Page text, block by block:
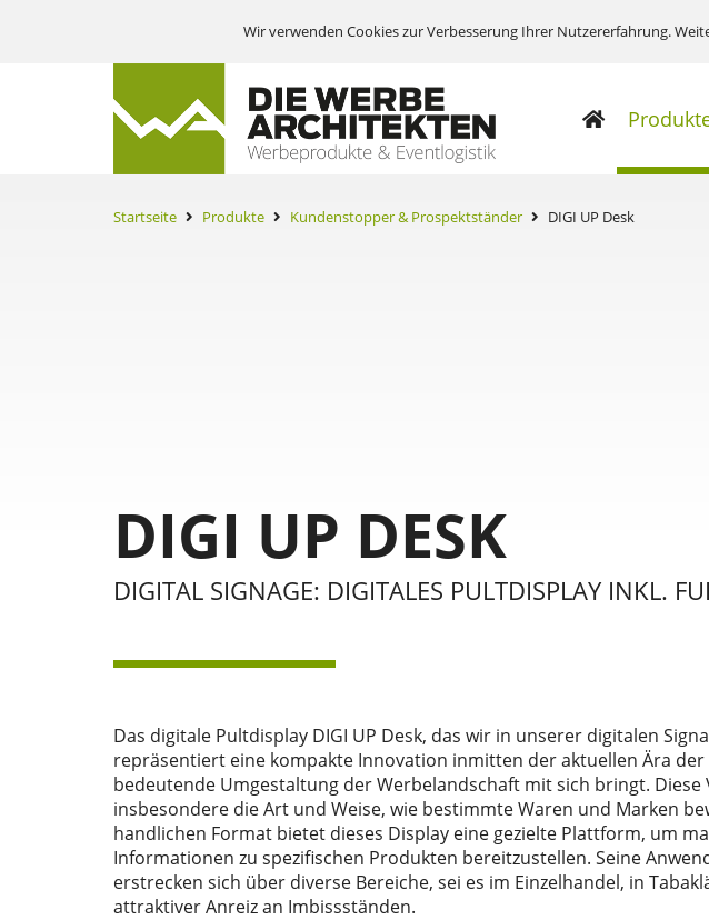
Wir verwenden Cookies zur Verbesserung Ihrer Nutzererfahrung.
Startseite Produkte Kundenstopper & Prospektständer DIGI UP Desk
DIGI UP DESK
DIGITAL SIGNAGE: DIGITALES PULTDISPLAY INKL.
Das digitale Pultdisplay DIGI UP Desk, das wir in unserer digitalen
repräsentiert eine kompakte Innovation inmitten der aktuellen Ära
bedeutende Umgestaltung der Werbelandschaft mit sich bringt.
insbesondere die Art und Weise, wie bestimmte Waren und Marken
handlichen Format bietet dieses Display eine gezielte Plattform, um
Informationen zu spezifischen Produkten bereitzustellen. Seine
erstrecken sich über diverse Bereiche, sei es im Einzelhandel, in
attraktiver Anreiz an Imbissständen.